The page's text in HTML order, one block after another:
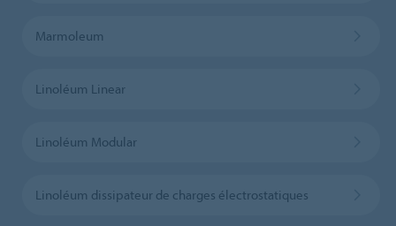
Marmoleum
Linoléum Linear
Linoléum Modular
Linoléum dissipateur de charges électrostatiques